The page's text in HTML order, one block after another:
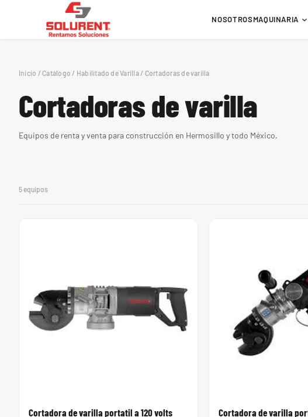
NOSOTROSMAQUINARIA
Inicio / Catálogo / Habilitado de Varilla/ Cortadoras de varilla
Cortadoras de varilla
Equipos de renta y venta para construcción en Hermosillo y todo México.
5 equipos
Cortadora de varilla portatil a 120 volts
Cortadora de varilla